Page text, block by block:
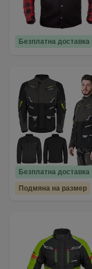
Безплатна доставка
Безплатна доставка
Подмяна на размер